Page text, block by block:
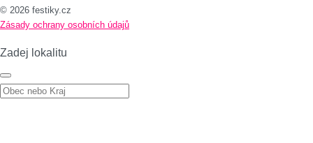
© 2026 festiky.cz
Zásady ochrany osobních údajů
Zadej lokalitu
Zadej lokalitu